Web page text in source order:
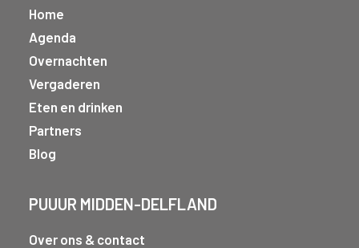
Home
Agenda
Overnachten
Vergaderen
Eten en drinken
Partners
Blog
PUUUR MIDDEN-DELFLAND
Over ons & contact